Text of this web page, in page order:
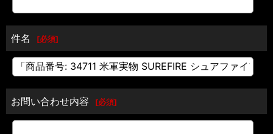
件名 [必須]
お問い合わせ内容 [必須]